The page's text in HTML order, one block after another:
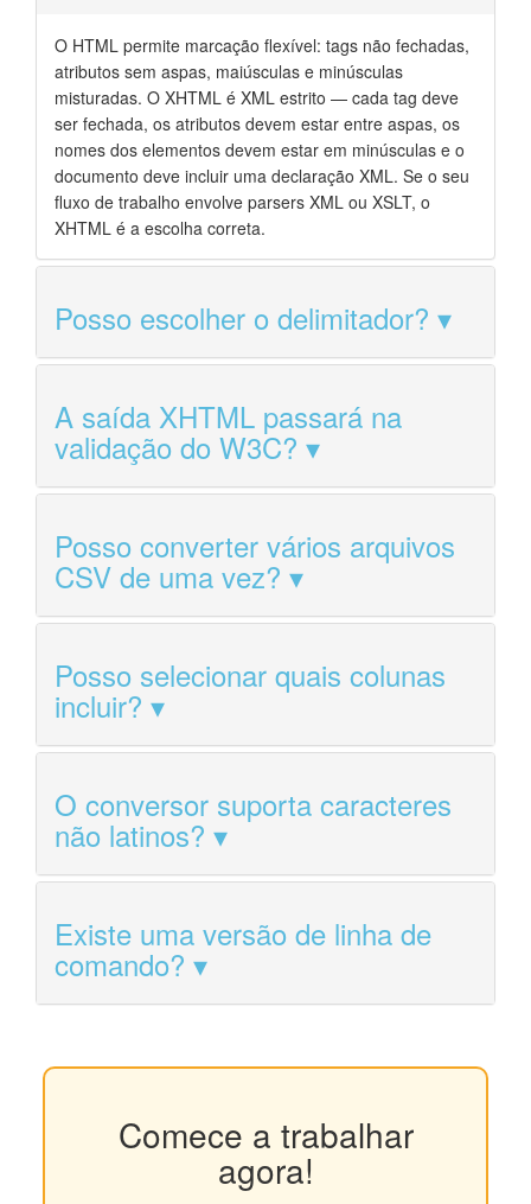
O HTML permite marcação flexível: tags não fechadas,
atributos sem aspas, maiúsculas e minúsculas
misturadas. O XHTML é XML estrito — cada tag deve
ser fechada, os atributos devem estar entre aspas, os
nomes dos elementos devem estar em minúsculas e o
documento deve incluir uma declaração XML. Se o seu
fluxo de trabalho envolve parsers XML ou XSLT, o
XHTML é a escolha correta.
Posso escolher o delimitador?
A saída XHTML passará na
validação do W3C?
Posso converter vários arquivos
CSV de uma vez?
Posso selecionar quais colunas
incluir?
O conversor suporta caracteres
não latinos?
Existe uma versão de linha de
comando?
Comece a trabalhar
agora!